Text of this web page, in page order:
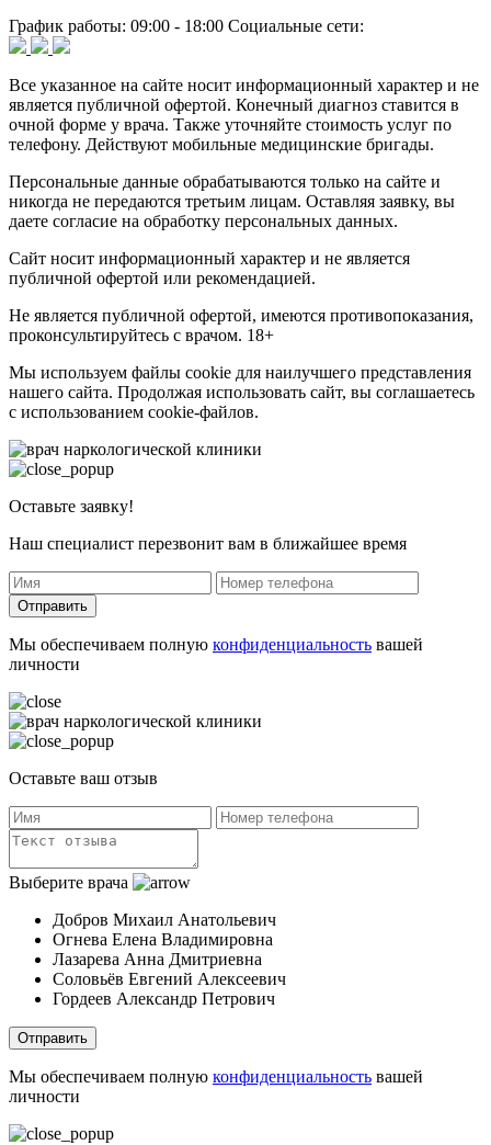
График работы: 09:00 - 18:00 Социальные сети:
Все указанное на сайте носит информационный характер и не
является публичной офертой. Конечный диагноз ставится в
очной форме у врача. Также уточняйте стоимость услуг по
телефону. Действуют мобильные медицинские бригады.
Персональные данные обрабатываются только на сайте и
никогда не передаются третьим лицам. Оставляя заявку, вы
даете согласие на обработку персональных данных.
Сайт носит информационный характер и не является
публичной офертой или рекомендацией.
Не является публичной офертой, имеются противопоказания,
проконсультируйтесь с врачом. 18+
Мы используем файлы cookie для наилучшего представления
нашего сайта. Продолжая использовать сайт, вы соглашаетесь
с использованием cookie-файлов.
Оставьте заявку!
Наш специалист перезвонит вам в ближайшее время
Отправить
Мы обеспечиваем полную конфиденциальность вашей
личности
Оставьте ваш отзыв
Выберите врача
Добров Михаил Анатольевич
Огнева Елена Владимировна
Лазарева Анна Дмитриевна
Соловьёв Евгений Алексеевич
Гордеев Александр Петрович
Отправить
Мы обеспечиваем полную конфиденциальность вашей
личности